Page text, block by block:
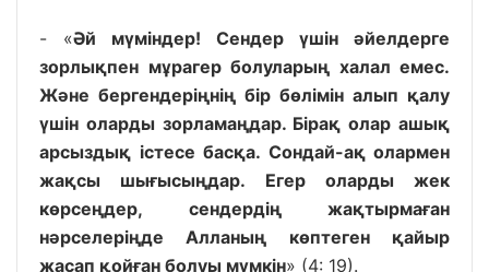
- «Әй мүміндер! Сендер үшін әйелдерге
зорлықпен мұрагер болуларың халал емес.
Және бергендеріңнің бір бөлімін алып қалу
үшін оларды зорламаңдар. Бірақ олар ашық
арсыздық істесе басқа. Сондай-ақ олармен
жақсы шығысыңдар. Егер оларды жек
көрсеңдер, сендердің жақтырмаған
нәрселеріңде Алланың көптеген қайыр
жасап қойған болуы мүмкін» (4: 19).